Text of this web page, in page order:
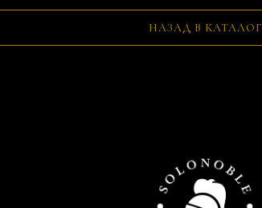
НАЗАД В КАТАЛОГ